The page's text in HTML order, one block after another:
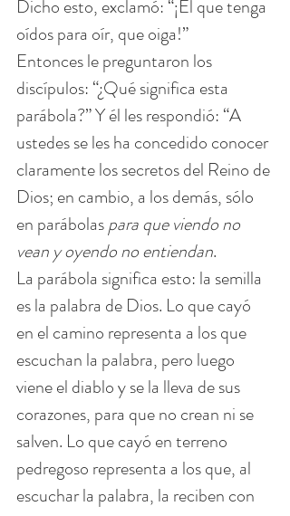
Dicho esto, exclamó: “¡El que tenga
oídos para oír, que oiga!”
Entonces le preguntaron los
discípulos: “¿Qué significa esta
parábola?” Y él les respondió: “A
ustedes se les ha concedido conocer
claramente los secretos del Reino de
Dios; en cambio, a los demás, sólo
en parábolas para que viendo no
vean y oyendo no entiendan.
La parábola significa esto: la semilla
es la palabra de Dios. Lo que cayó
en el camino representa a los que
escuchan la palabra, pero luego
viene el diablo y se la lleva de sus
corazones, para que no crean ni se
salven. Lo que cayó en terreno
pedregoso representa a los que, al
escuchar la palabra, la reciben con